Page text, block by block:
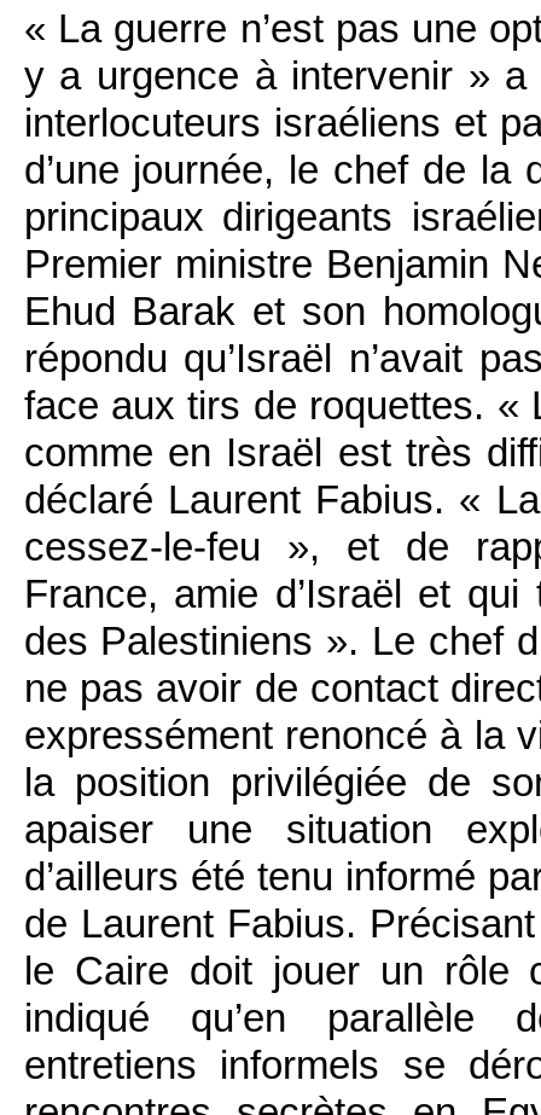
« La guerre n’est pas une
y a urgence à intervenir »
interlocuteurs israéliens et
d’une journée, le chef de la
principaux dirigeants
Premier ministre Benjamin
Ehud Barak et son
répondu qu’Israël n’avait
face aux tirs de roquettes. «
comme en Israël est très
déclaré Laurent Fabius. «
cessez-le-feu », et de
France, amie d’Israël et
des Palestiniens ». Le chef
ne pas avoir de contact
expressément renoncé à la
la position privilégiée de
apaiser une situation
d’ailleurs été tenu informé
de Laurent Fabius.
le Caire doit jouer un rôle
indiqué qu’en parallèle
entretiens informels se